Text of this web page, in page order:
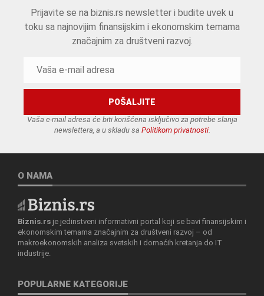
Prijavite se na biznis.rs newsletter i budite uvek u
toku sa najnovijim finansijskim i ekonomskim temama
značajnim za društveni razvoj.
Vaša e-mail adresa će biti korišćena isključivo za potrebe slanja
newslettera, a u skladu sa Politikom privatnosti.
O NAMA
Biznis.rs je jedinstveni informativni portal koji se bavi finansijskim i
ekonomskim temama značajnim za društveni razvoj – od
makroekonomskih analiza svetskih i domaćih kretanja do IT
industrije.
POPULARNE KATEGORIJE